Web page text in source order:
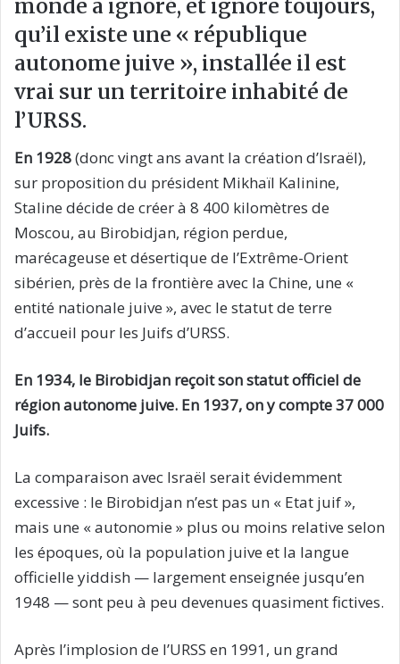
monde a ignoré, et ignore toujours,
qu’il existe une « république
autonome juive », installée il est
vrai sur un territoire inhabité de
l’URSS.
En 1928(donc vingt ans avant la création d’Israël),
sur proposition du président Mikhaïl Kalinine,
Staline décide de créer à 8 400 kilomètres de
Moscou, au Birobidjan, région perdue,
marécageuse et désertique de l’Extrême-Orient
sibérien, près de la frontière avec la Chine, une «
entité nationale juive », avec le statut de terre
d’accueil pour les Juifs d’URSS.
En 1934, le Birobidjan reçoit son statut officiel de
région autonome juive. En 1937, on y compte 37 000
Juifs.
La comparaison avec Israël serait évidemment
excessive : le Birobidjan n’est pas un « Etat juif »,
mais une « autonomie » plus ou moins relative selon
les époques, où la population juive et la langue
officielle yiddish — largement enseignée jusqu’en
1948 — sont peu à peu devenues quasiment fictives.
Après l’implosion de l’URSS en 1991, un grand